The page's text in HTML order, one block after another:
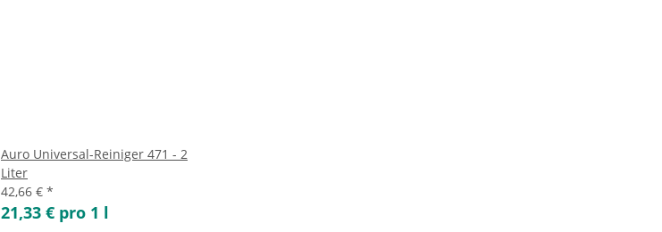
Auro Universal-Reiniger 471 - 2
Liter
42,66 € *
21,33 € pro 1 l